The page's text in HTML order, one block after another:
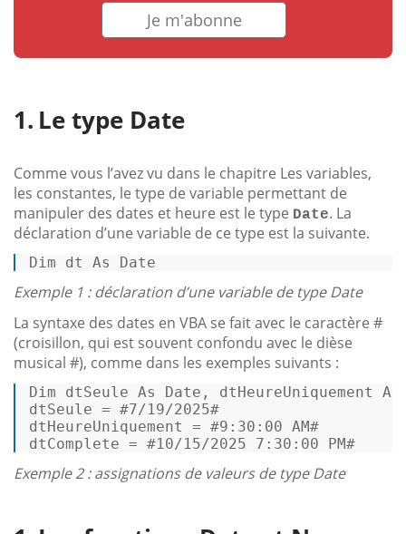
Je m'abonne
Le type Date
Comme vous l’avez vu dans le chapitre Les variables,
les constantes, le type de variable permettant de
manipuler des dates et heure est le type Date. La
déclaration d’une variable de ce type est la suivante.
Dim dt As Date
Exemple 1 : déclaration d’une variable de type Date
La syntaxe des dates en VBA se fait avec le caractère #
(croisillon, qui est souvent confondu avec le dièse
musical #), comme dans les exemples suivants :
Dim dtSeule As Date , dtHeureUniquement As
dtSeule = #7/19/2025#
dtHeureUniquement = #9:30:00 AM#
dtComplete = #10/15/2025 7:30:00 PM#
Exemple 2 : assignations de valeurs de type Date